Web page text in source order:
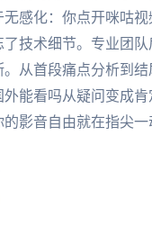
无感化：你点开咪咕
了技术细节。专业团
。从首段痛点分析到
能看吗从疑问变成
影音自由就在指尖一